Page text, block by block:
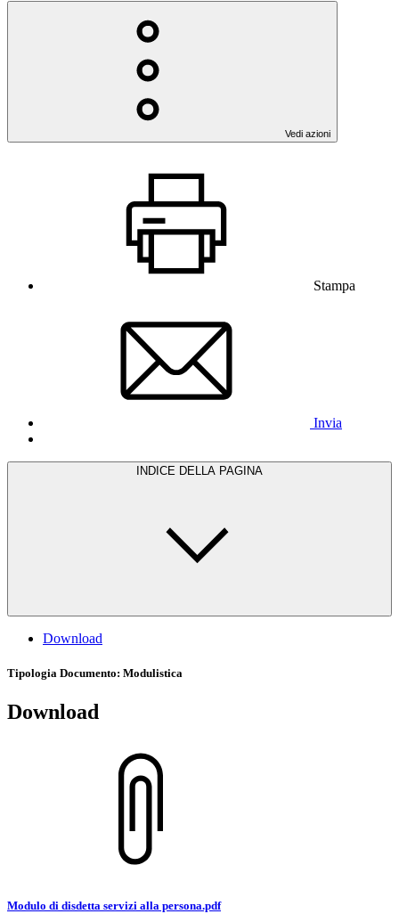
Vedi azioni
Stampa
Invia
INDICE DELLA PAGINA
Download
Tipologia Documento: Modulistica
Download
Modulo di disdetta servizi alla persona.pdf